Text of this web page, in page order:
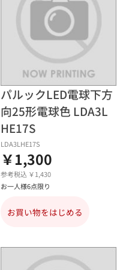
パルックLED電球下方
向25形電球色 LDA3L
HE17S
LDA3LHE17S
￥1,300
参考税込 ￥1,430
お一人様6点限り
お買い物をはじめる